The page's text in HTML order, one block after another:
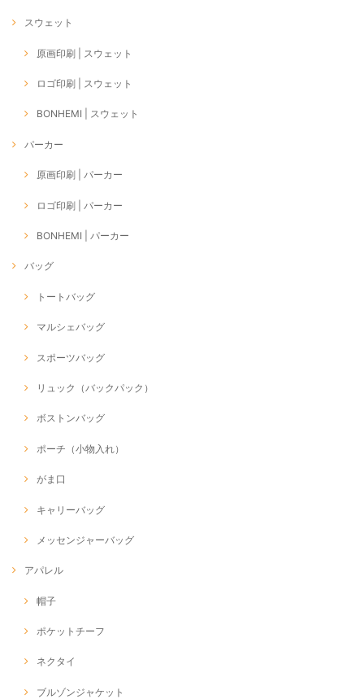
スウェット
原画印刷 | スウェット
ロゴ印刷 | スウェット
BONHEMI | スウェット
パーカー
原画印刷 | パーカー
ロゴ印刷 | パーカー
BONHEMI | パーカー
バッグ
トートバッグ
マルシェバッグ
スポーツバッグ
リュック（バックパック）
ボストンバッグ
ポーチ（小物入れ）
がま口
キャリーバッグ
メッセンジャーバッグ
アパレル
帽子
ポケットチーフ
ネクタイ
ブルゾンジャケット